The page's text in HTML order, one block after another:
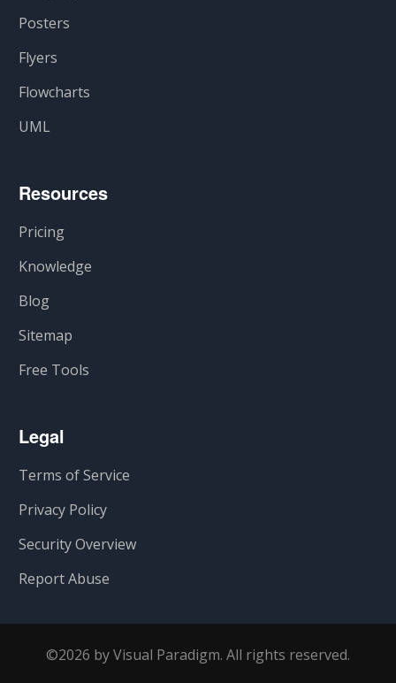
Posters
Flyers
Flowcharts
UML
Resources
Pricing
Knowledge
Blog
Sitemap
Free Tools
Legal
Terms of Service
Privacy Policy
Security Overview
Report Abuse
©2026 by Visual Paradigm. All rights reserved.